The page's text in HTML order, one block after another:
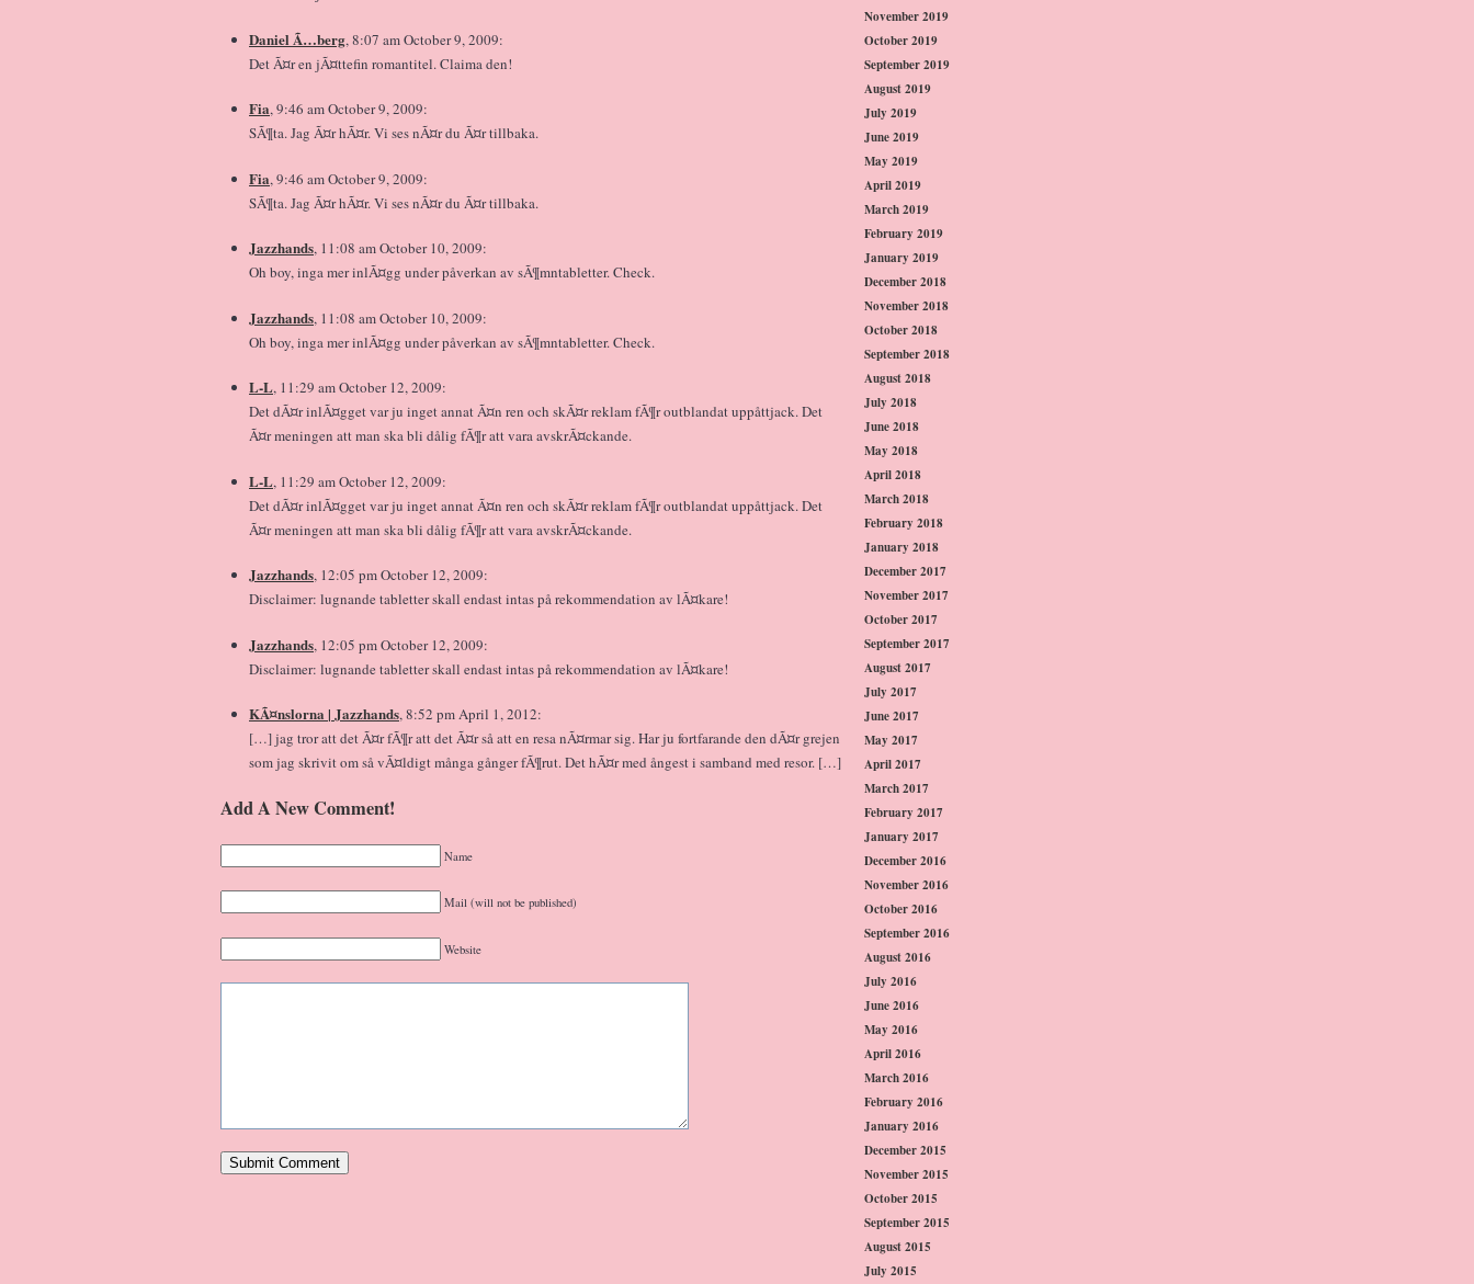
Daniel Ã…berg, 8:07 am October 9, 2009:
Det Ã¤r en jÃ¤ttefin romantitel. Claima den!
Fia, 9:46 am October 9, 2009:
SÃ¶ta. Jag Ã¤r hÃ¤r. Vi ses nÃ¤r du Ã¤r tillbaka.
Fia, 9:46 am October 9, 2009:
SÃ¶ta. Jag Ã¤r hÃ¤r. Vi ses nÃ¤r du Ã¤r tillbaka.
Jazzhands, 11:08 am October 10, 2009:
Oh boy, inga mer inlÃ¤gg under påverkan av sÃ¶mntabletter. Check.
Jazzhands, 11:08 am October 10, 2009:
Oh boy, inga mer inlÃ¤gg under påverkan av sÃ¶mntabletter. Check.
L-L, 11:29 am October 12, 2009:
Det dÃ¤r inlÃ¤gget var ju inget annat Ã¤n ren och skÃ¤r reklam fÃ¶r outblandat uppåttjack. Det
Ã¤r meningen att man ska bli dålig fÃ¶r att vara avskrÃ¤ckande.
L-L, 11:29 am October 12, 2009:
Det dÃ¤r inlÃ¤gget var ju inget annat Ã¤n ren och skÃ¤r reklam fÃ¶r outblandat uppåttjack. Det
Ã¤r meningen att man ska bli dålig fÃ¶r att vara avskrÃ¤ckande.
Jazzhands, 12:05 pm October 12, 2009:
Disclaimer: lugnande tabletter skall endast intas på rekommendation av lÃ¤kare!
Jazzhands, 12:05 pm October 12, 2009:
Disclaimer: lugnande tabletter skall endast intas på rekommendation av lÃ¤kare!
KÃ¤nslorna | Jazzhands, 8:52 pm April 1, 2012:
[…] jag tror att det Ã¤r fÃ¶r att det Ã¤r så att en resa nÃ¤rmar sig. Har ju fortfarande den dÃ¤r grejen
som jag skrivit om så vÃ¤ldigt många gånger fÃ¶rut. Det hÃ¤r med ångest i samband med resor. […]
Add A New Comment!
Name
Mail (will not be published)
Website
November 2019
October 2019
September 2019
August 2019
July 2019
June 2019
May 2019
April 2019
March 2019
February 2019
January 2019
December 2018
November 2018
October 2018
September 2018
August 2018
July 2018
June 2018
May 2018
April 2018
March 2018
February 2018
January 2018
December 2017
November 2017
October 2017
September 2017
August 2017
July 2017
June 2017
May 2017
April 2017
March 2017
February 2017
January 2017
December 2016
November 2016
October 2016
September 2016
August 2016
July 2016
June 2016
May 2016
April 2016
March 2016
February 2016
January 2016
December 2015
November 2015
October 2015
September 2015
August 2015
July 2015